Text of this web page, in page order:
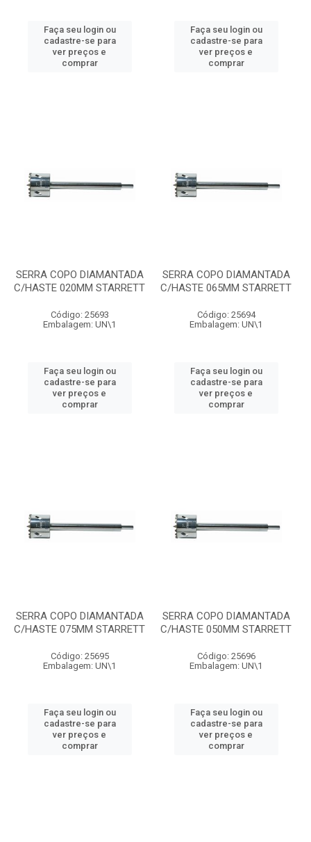
Faça seu login ou
cadastre-se para
ver preços e
comprar
Faça seu login ou
cadastre-se para
ver preços e
comprar
SERRA COPO DIAMANTADA
C/HASTE 020MM STARRETT
Código: 25693
Embalagem: UN\1
Faça seu login ou
cadastre-se para
ver preços e
comprar
SERRA COPO DIAMANTADA
C/HASTE 065MM STARRETT
Código: 25694
Embalagem: UN\1
Faça seu login ou
cadastre-se para
ver preços e
comprar
SERRA COPO DIAMANTADA
C/HASTE 075MM STARRETT
Código: 25695
Embalagem: UN\1
Faça seu login ou
cadastre-se para
ver preços e
comprar
SERRA COPO DIAMANTADA
C/HASTE 050MM STARRETT
Código: 25696
Embalagem: UN\1
Faça seu login ou
cadastre-se para
ver preços e
comprar